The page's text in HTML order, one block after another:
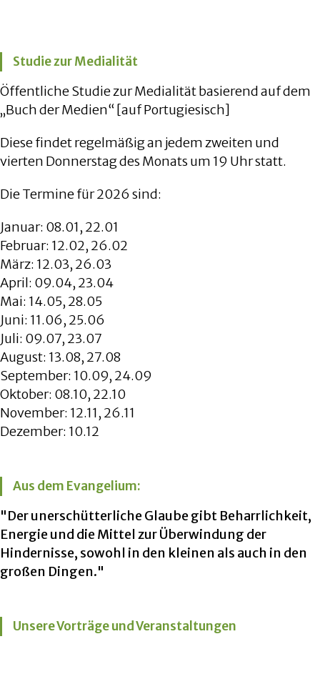
Studie zur Medialität
Öffentliche Studie zur Medialität basierend auf dem
„Buch der Medien“ [auf Portugiesisch]
Diese findet regelmäßig an jedem zweiten und
vierten Donnerstag des Monats um 19 Uhr statt.
Die Termine für 2026 sind:
Januar: 08.01, 22.01
Februar: 12.02, 26.02
März: 12.03, 26.03
April: 09.04, 23.04
Mai: 14.05, 28.05
Juni: 11.06, 25.06
Juli: 09.07, 23.07
August: 13.08, 27.08
September: 10.09, 24.09
Oktober: 08.10, 22.10
November: 12.11, 26.11
Dezember: 10.12
Aus dem Evangelium:
"Der unerschütterliche Glaube gibt Beharrlichkeit,
Energie und die Mittel zur Überwindung der
Hindernisse, sowohl in den kleinen als auch in den
großen Dingen."
Unsere Vorträge und Veranstaltungen